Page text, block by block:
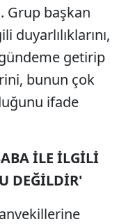
Grup başkan
getirip
bunun çok
ifade
İLE İLGİLİ
DEĞİLDİR'